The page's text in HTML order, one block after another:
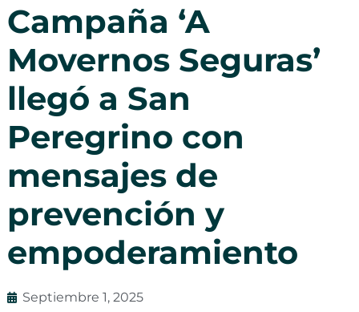
Campaña ‘A
Movernos Seguras’
llegó a San
Peregrino con
mensajes de
prevención y
empoderamiento
Septiembre 1, 2025